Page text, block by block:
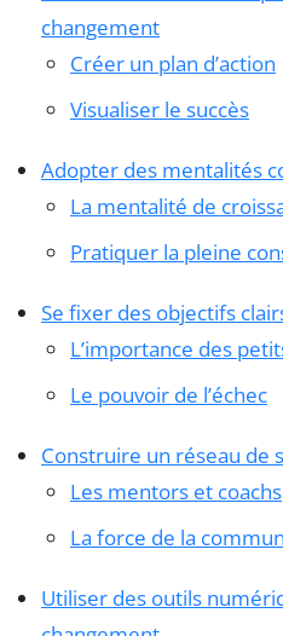
changement
Créer un plan d’action
Visualiser le succès
Adopter des mentalités
La mentalité de
Pratiquer la pleine
Se fixer des objectifs
L’importance des
Le pouvoir de l’échec
Construire un réseau de
Les mentors et coachs
La force de la
Utiliser des outils